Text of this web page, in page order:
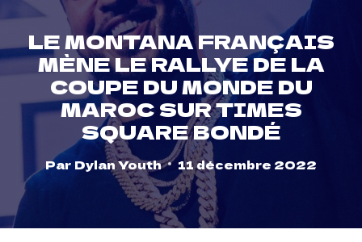
LE MONTANA FRANÇAIS
MÈNE LE RALLYE DE LA
COUPE DU MONDE DU
MAROC SUR TIMES
SQUARE BONDÉ
Par Dylan Youth 11 décembre 2022